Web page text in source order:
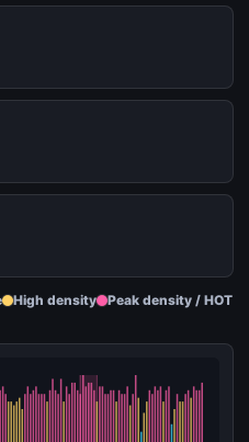
High density
Peak density / HOT